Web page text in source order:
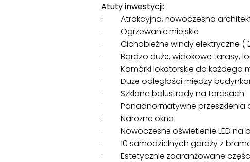
Atuty inwestycji:
· Atrakcyjna, nowoczesna
· Ogrzewanie miejskie
· Cichobieżne windy elektryczne (
· Bardzo duże, widokowe tarasy,
· Komórki lokatorskie do każdego
· Duże odległości między
· Szklane balustrady na tarasach
· Ponadnormatywne przeszklenia
· Narożne okna
· Nowoczesne oświetlenie LED na
· 10 samodzielnych garaży z
· Estetycznie zaaranżowane